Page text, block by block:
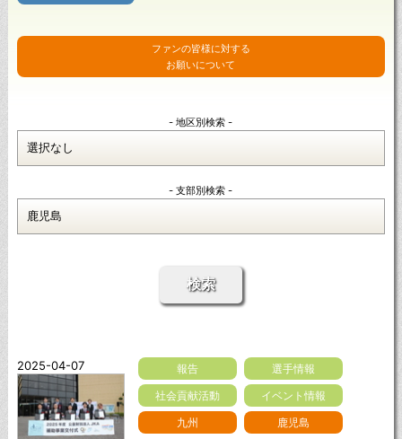
ファンの皆様に対する
お願いについて
- 地区別検索 -
- 支部別検索 -
検索
2025-04-07 報告
選手情報
社会貢献活動
イベント情報
九州
鹿児島